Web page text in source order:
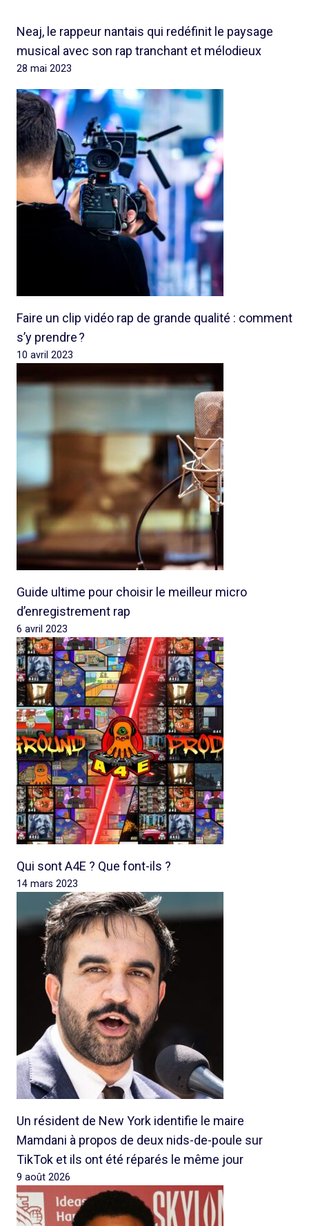
Neaj, le rappeur nantais qui redéfinit le paysage
musical avec son rap tranchant et mélodieux
28 mai 2023
Faire un clip vidéo rap de grande qualité : comment
s’y prendre ?
10 avril 2023
Guide ultime pour choisir le meilleur micro
d’enregistrement rap
6 avril 2023
Qui sont A4E ? Que font-ils ?
14 mars 2023
Un résident de New York identifie le maire
Mamdani à propos de deux nids-de-poule sur
TikTok et ils ont été réparés le même jour
9 août 2026